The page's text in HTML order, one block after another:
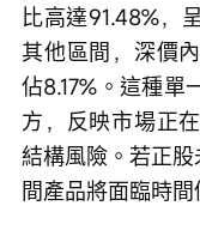
比高達91.48%，
其他區間，深價
佔8.17%。這種單
方，反映市場正
結構風險。若正
間產品將面臨時